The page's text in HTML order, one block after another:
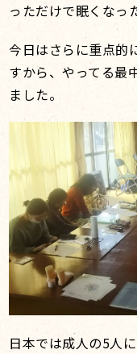
っただけで眠くなっ
今日はさらに重点的
すから、やってる最
ました。
日本では成人の5人